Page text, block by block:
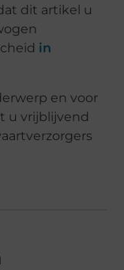
dit artikel u
in
en voor
u vrijblijvend